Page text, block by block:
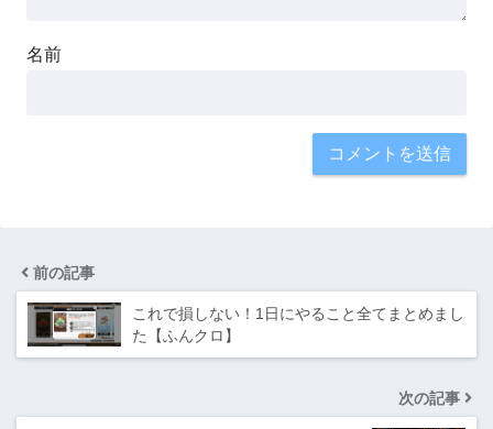
名前
前の記事
これで損しない！1日にやること全てまとめまし
た【ふんクロ】
次の記事